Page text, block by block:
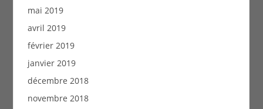
mai 2019
avril 2019
février 2019
janvier 2019
décembre 2018
novembre 2018